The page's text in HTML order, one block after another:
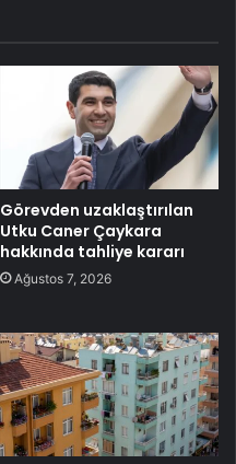
Görevden uzaklaştırılan
Utku Caner Çaykara
hakkında tahliye kararı
Ağustos 7, 2026